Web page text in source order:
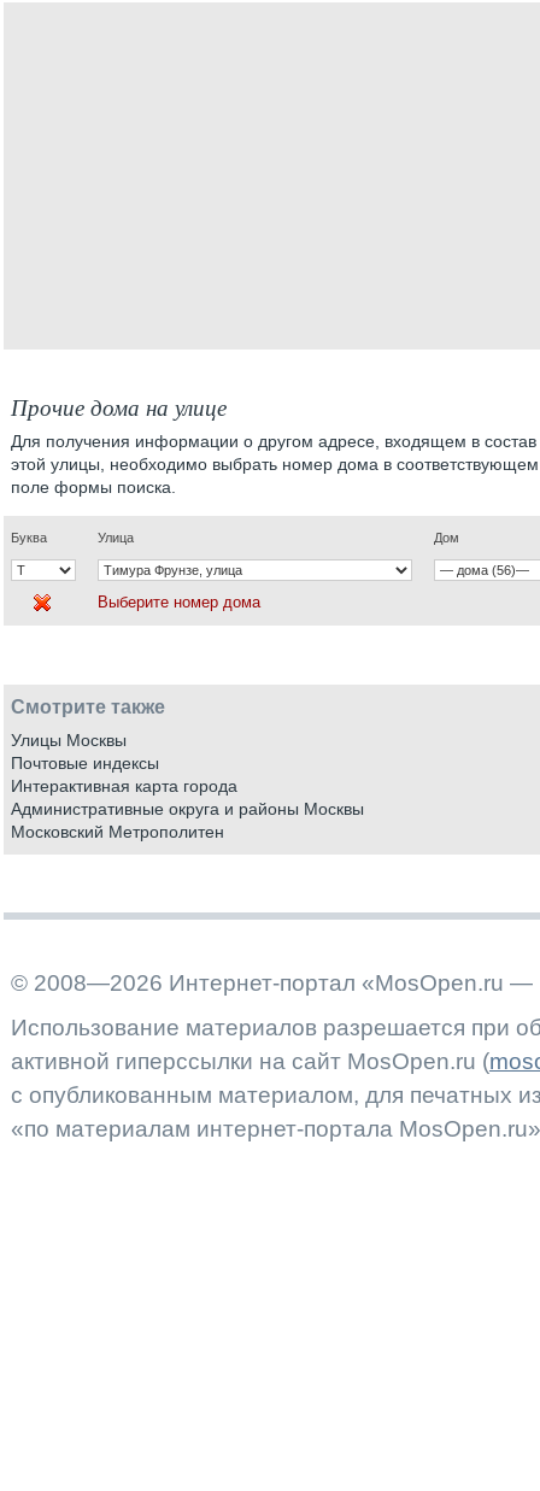
Прочие дома на улице
Для получения информации о другом адресе, входящем в состав
этой улицы, необходимо выбрать номер дома в соответствующем
поле формы поиска.
Буква Улица Дом
Выберите номер дома
Смотрите также
Улицы Москвы
Почтовые индексы
Интерактивная карта города
Административные округа и районы Москвы
Московский Метрополитен
© 2008—2026 Интернет-портал «MosOpen.ru —
Использование материалов разрешается при
активной гиперссылки на сайт MosOpen.ru (
с опубликованным материалом, для печатных
«по материалам интернет-портала